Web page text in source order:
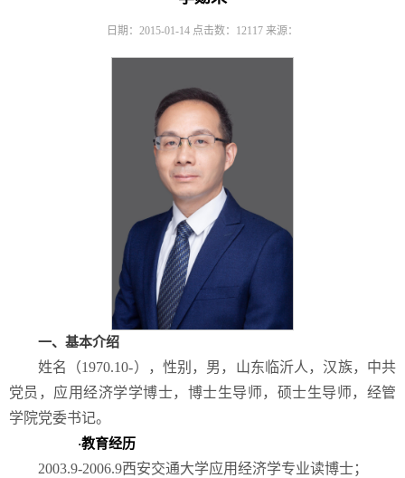
日期：2015-01-14 点击数： 12117 来源：
一、基本介绍
姓名（1970.10-），性别，男，山东临沂人，汉族，中共
党员，应用经济学学博士，博士生导师，硕士生导师，经管
学院党委书记。
·教育经历
2003.9-2006.9西安交通大学应用经济学专业读博士；